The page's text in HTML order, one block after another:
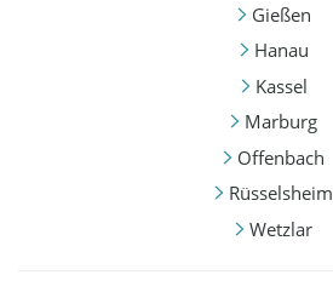
Gießen
Hanau
Kassel
Marburg
Offenbach
Rüsselsheim
Wetzlar